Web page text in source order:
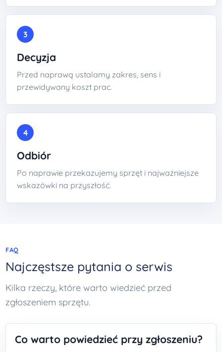
3
Decyzja
Przed naprawą ustalamy zakres, sens i
przewidywany koszt prac.
4
Odbiór
Po naprawie przekazujemy sprzęt i najważniejsze
wskazówki na przyszłość.
FAQ
Najczęstsze pytania o serwis
Kilka rzeczy, które warto wiedzieć przed
zgłoszeniem sprzętu.
Co warto powiedzieć przy zgłoszeniu?